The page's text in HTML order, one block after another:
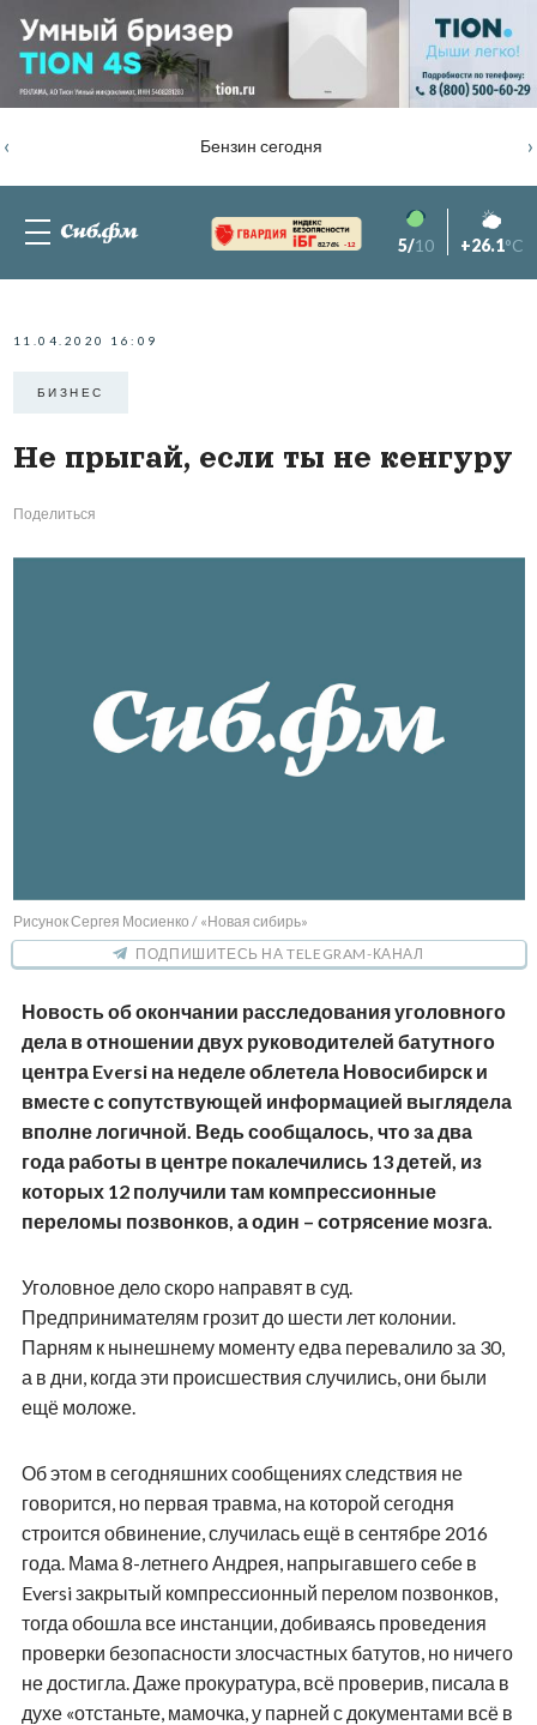
Бензин сегодня
‹ ›
82.76% -1.2 5/10 +26.1°C
11.04.2020 16:09
БИЗНЕС
Не прыгай, если ты не кенгуру
Поделиться
Рисунок Сергея Мосиенко / «Новая сибирь»
ПОДПИШИТЕСЬ НА TELEGRAM-КАНАЛ
Новость об окончании расследования уголовного
дела в отношении двух руководителей батутного
центра Eversi на неделе облетела Новосибирск и
вместе с сопутствующей информацией выглядела
вполне логичной. Ведь сообщалось, что за два
года работы в центре покалечились 13 детей, из
которых 12 получили там компрессионные
переломы позвонков, а один – сотрясение мозга.
Уголовное дело скоро направят в суд.
Предпринимателям грозит до шести лет колонии.
Парням к нынешнему моменту едва перевалило за 30,
а в дни, когда эти происшествия случились, они были
ещё моложе.
Об этом в сегодняшних сообщениях следствия не
говорится, но первая травма, на которой сегодня
строится обвинение, случилась ещё в сентябре 2016
года. Мама 8-летнего Андрея, напрыгавшего себе в
Eversi закрытый компрессионный перелом позвонков,
тогда обошла все инстанции, добиваясь проведения
проверки безопасности злосчастных батутов, но ничего
не достигла. Даже прокуратура, всё проверив, писала в
духе «отстаньте, мамочка, у парней с документами всё в